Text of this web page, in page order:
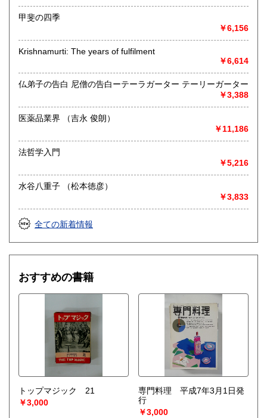
甲斐の四季
￥6,156
Krishnamurti: The years of fulfilment
￥6,614
仏弟子の告白 尼僧の告白ーテーラガーター テーリーガーター
￥3,388
医薬品業界 （吉永 俊朗）
￥11,186
法哲学入門
￥5,216
水谷八重子 （松本徳彦）
￥3,833
全ての新着情報
おすすめの書籍
トップマジック 21
￥3,000
専門料理 平成7年3月1日発
行
￥3,000